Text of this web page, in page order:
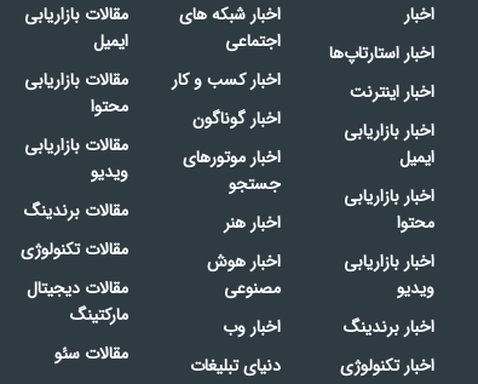
اخبار
اخبار استارتاپ‌ها
اخبار اینترنت
اخبار بازاریابی
ایمیل
اخبار بازاریابی
محتوا
اخبار بازاریابی
ویدیو
اخبار برندینگ
اخبار تکنولوژی
اخبار شبکه های
اجتماعی
اخبار کسب و کار
اخبار گوناگون
اخبار موتورهای
جستجو
اخبار هنر
اخبار هوش
مصنوعی
اخبار وب
دنیای تبلیغات
مقالات بازاریابی
ایمیل
مقالات بازاریابی
محتوا
مقالات بازاریابی
ویدیو
مقالات برندینگ
مقالات تکنولوژی
مقالات دیجیتال
مارکتینگ
مقالات سئو